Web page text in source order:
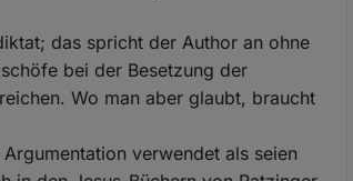
das spricht der Author an ohne
bei der Besetzung der
Wo man aber glaubt, braucht
verwendet als seien